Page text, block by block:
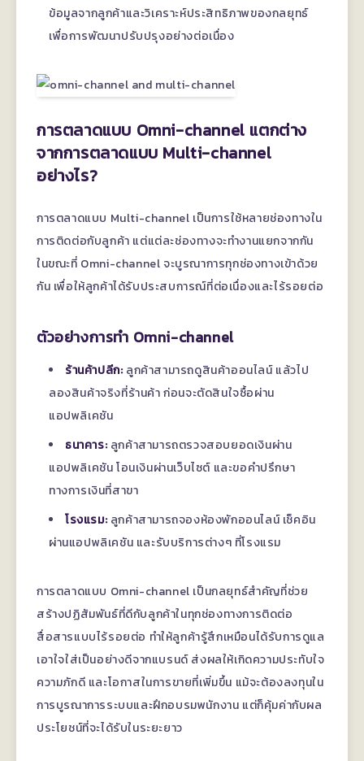
ข้อมูลจากลูกค้าและวิเคราะห์ประสิทธิภาพของกลยุทธ์
เพื่อการพัฒนาปรับปรุงอย่างต่อเนื่อง
การตลาดแบบ Omni-channel แตกต่าง
จากการตลาดแบบ Multi-channel
อย่างไร?
การตลาดแบบ Multi-channel เป็นการใช้หลายช่องทางใน
การติดต่อกับลูกค้า แต่แต่ละช่องทางจะทำงานแยกจากกัน
ในขณะที่ Omni-channel จะบูรณาการทุกช่องทางเข้าด้วย
กัน เพื่อให้ลูกค้าได้รับประสบการณ์ที่ต่อเนื่องและไร้รอยต่อ
ตัวอย่างการทำ Omni-channel
ร้านค้าปลีก:ลูกค้าสามารถดูสินค้าออนไลน์ แล้วไป
ลองสินค้าจริงที่ร้านค้า ก่อนจะตัดสินใจซื้อผ่าน
แอปพลิเคชัน
ธนาคาร:ลูกค้าสามารถตรวจสอบยอดเงินผ่าน
แอปพลิเคชัน โอนเงินผ่านเว็บไซต์ และขอคำปรึกษา
ทางการเงินที่สาขา
โรงแรม:ลูกค้าสามารถจองห้องพักออนไลน์ เช็คอิน
ผ่านแอปพลิเคชัน และรับบริการต่างๆ ที่โรงแรม
การตลาดแบบ Omni-channel เป็นกลยุทธ์สำคัญที่ช่วย
สร้างปฏิสัมพันธ์ที่ดีกับลูกค้าในทุกช่องทางการติดต่อ
สื่อสารแบบไร้รอยต่อ ทำให้ลูกค้ารู้สึกเหมือนได้รับการดูแล
เอาใจใส่เป็นอย่างดีจากแบรนด์ ส่งผลให้เกิดความประทับใจ
ความภักดี และโอกาสในการขายที่เพิ่มขึ้น แม้จะต้องลงทุนใน
การบูรณาการระบบและฝึกอบรมพนักงาน แต่ก็คุ้มค่ากับผล
ประโยชน์ที่จะได้รับในระยะยาว